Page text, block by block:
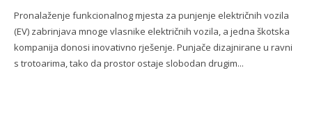
Pronalaženje funkcionalnog mjesta za punjenje električnih vozila
(EV) zabrinjava mnoge vlasnike električnih vozila, a jedna škotska
kompanija donosi inovativno rješenje. Punjače dizajnirane u ravni
s trotoarima, tako da prostor ostaje slobodan drugim...